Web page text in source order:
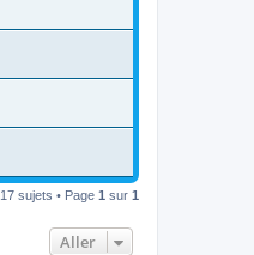
17 sujets • Page 1 sur 1
Aller